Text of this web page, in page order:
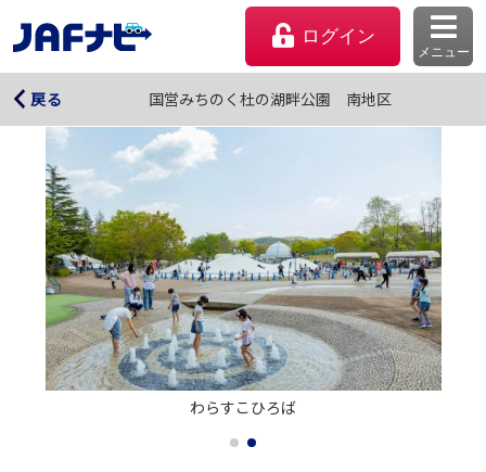
ログイン
メニュー
マイページ
戻る 国営みちのく杜の湖畔公園 南地区
国営みちのく杜の湖畔公園 南地区
わらすこひろば